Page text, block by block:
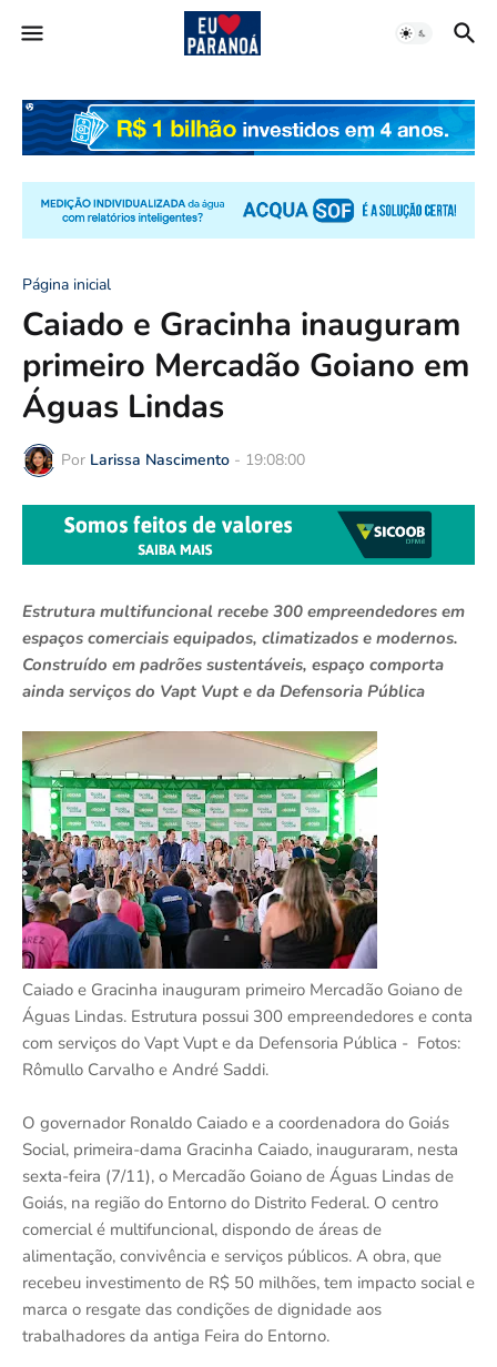
Página inicial
Caiado e Gracinha inauguram
primeiro Mercadão Goiano em
Águas Lindas
Por Larissa Nascimento - 19:08:00
Estrutura multifuncional recebe 300 empreendedores em
espaços comerciais equipados, climatizados e modernos.
Construído em padrões sustentáveis, espaço comporta
ainda serviços do Vapt Vupt e da Defensoria Pública
Caiado e Gracinha inauguram primeiro Mercadão Goiano de
Águas Lindas. Estrutura possui 300 empreendedores e conta
com serviços do Vapt Vupt e da Defensoria Pública - Fotos:
Rômullo Carvalho e André Saddi.
O governador Ronaldo Caiado e a coordenadora do Goiás
Social, primeira-dama Gracinha Caiado, inauguraram, nesta
sexta-feira (7/11), o Mercadão Goiano de Águas Lindas de
Goiás, na região do Entorno do Distrito Federal. O centro
comercial é multifuncional, dispondo de áreas de
alimentação, convivência e serviços públicos. A obra, que
recebeu investimento de R$ 50 milhões, tem impacto social e
marca o resgate das condições de dignidade aos
trabalhadores da antiga Feira do Entorno.